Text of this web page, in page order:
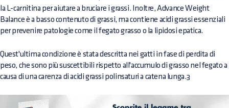
la L-carnitina per aiutare a bruciare i grassi. Inoltre, Advance Weight
Balance è a basso contenuto di grassi, ma contiene acidi grassi essenziali
per prevenire patologie come il fegato grasso o la lipidosi epatica.
Quest'ultima condizione è stata descritta nei gatti in fase di perdita di
peso, che sono più suscettibili rispetto all'accumulo di grasso nel fegato a
causa di una carenza di acidi grassi polinsaturi a catena lunga.3